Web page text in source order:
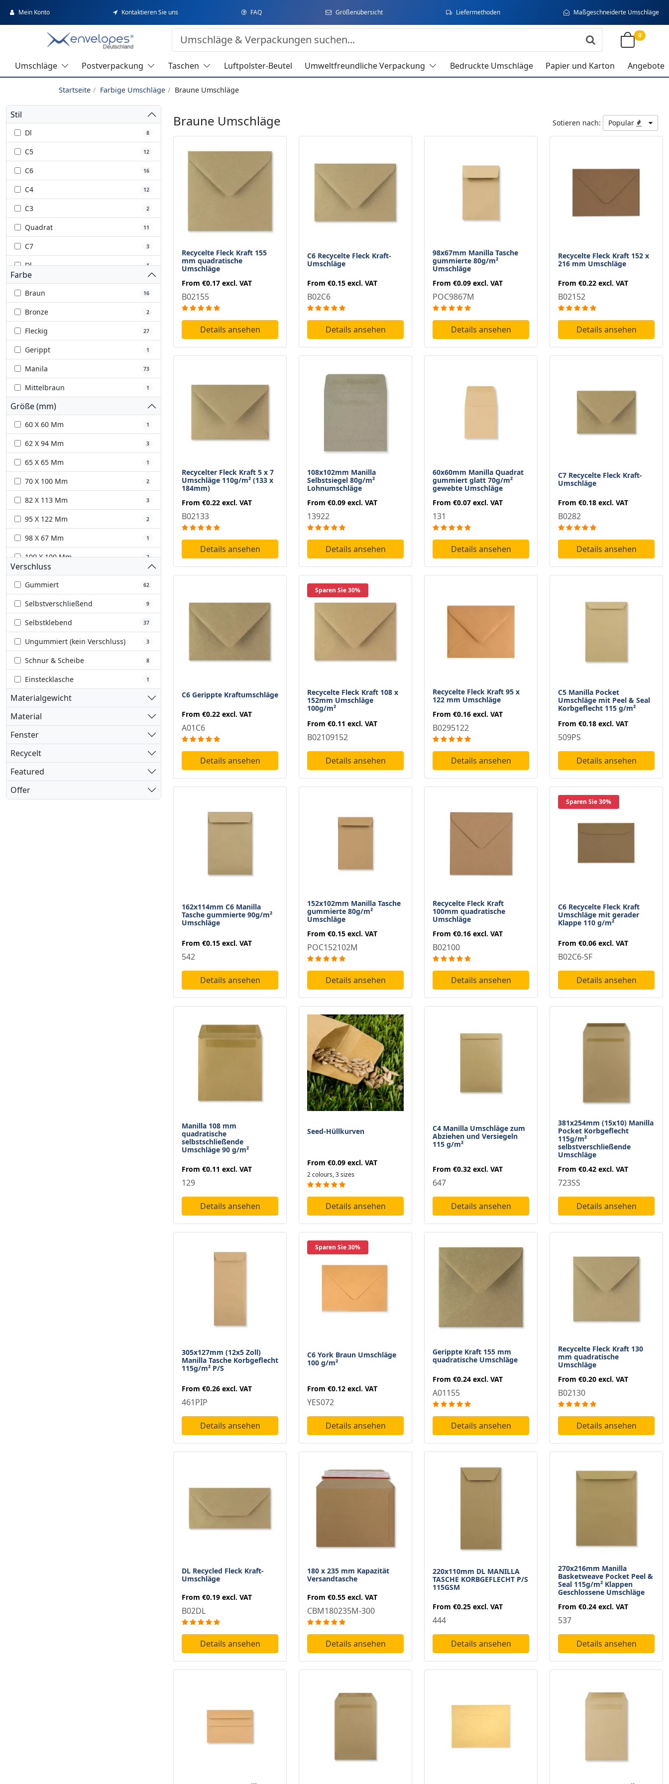
Mein Konto Kontaktieren Sie uns FAQ Größenübersicht Liefermethoden Maßgeschneiderte Umschläge
0
Umschläge Postverpackung Taschen Luftpolster-Beutel Umweltfreundliche Verpackung Bedruckte Umschläge Papier und Karton Angebote
Startseite Farbige Umschläge Braune Umschläge
Stil
Dl 8
C5 12
C6 16
C4 12
C3 2
Quadrat 11
C7 3
Dl- 1
C5+ 1
5 X 7 2
Farbe
Braun 16
Bronze 2
Fleckig 27
Gerippt 1
Manila 73
Mittelbraun 1
Größe (mm)
60 X 60 Mm 1
62 X 94 Mm 3
65 X 65 Mm 1
70 X 100 Mm 2
82 X 113 Mm 3
95 X 122 Mm 2
98 X 67 Mm 1
100 X 100 Mm 2
102 X 216 Mm 1
105 X 137 Mm 1
108 X 102 Mm 1
108 X 108 Mm 1
108 X 152 Mm 1
110 X 220 Mm 5
114 X 162 Mm 12
116 X 116 Mm 1
120 X 120 Mm 1
125 X 175 Mm 3
130 X 130 Mm 2
133 X 184 Mm
Verschluss
Gummiert 62
Selbstverschließend 9
Selbstklebend 37
Ungummiert (kein Verschluss) 3
Schnur & Scheibe 8
Einstecklasche 1
Materialgewicht
Material
Fenster
Recycelt
Featured
Offer
Braune Umschläge Sotieren nach: Popular
Recycelte Fleck Kraft 155
mm quadratische
Umschläge
From €0.17 excl. VAT
B02155
Details ansehen
C6 Recycelte Fleck Kraft-
Umschläge
From €0.15 excl. VAT
B02C6
Details ansehen
98x67mm Manilla Tasche
gummierte 80g/m²
Umschläge
From €0.09 excl. VAT
POC9867M
Details ansehen
Recycelte Fleck Kraft 152 x
216 mm Umschläge
From €0.22 excl. VAT
B02152
Details ansehen
Recycelter Fleck Kraft 5 x 7
Umschläge 110g/m² (133 x
184mm)
From €0.22 excl. VAT
B02133
Details ansehen
108x102mm Manilla
Selbstsiegel 80g/m²
Lohnumschläge
From €0.09 excl. VAT
13922
Details ansehen
60x60mm Manilla Quadrat
gummiert glatt 70g/m²
gewebte Umschläge
From €0.07 excl. VAT
131
Details ansehen
C7 Recycelte Fleck Kraft-
Umschläge
From €0.18 excl. VAT
B0282
Details ansehen
C6 Gerippte Kraftumschläge
From €0.22 excl. VAT
A01C6
Details ansehen
Sparen Sie 30%
Recycelte Fleck Kraft 108 x
152mm Umschläge
100g/m²
From €0.11 excl. VAT
B02109152
Details ansehen
Recycelte Fleck Kraft 95 x
122 mm Umschläge
From €0.16 excl. VAT
B0295122
Details ansehen
C5 Manilla Pocket
Umschläge mit Peel & Seal
Korbgeflecht 115 g/m²
From €0.18 excl. VAT
509PS
Details ansehen
162x114mm C6 Manilla
Tasche gummierte 90g/m²
Umschläge
From €0.15 excl. VAT
542
Details ansehen
152x102mm Manilla Tasche
gummierte 80g/m²
Umschläge
From €0.15 excl. VAT
POC152102M
Details ansehen
Recycelte Fleck Kraft
100mm quadratische
Umschläge
From €0.16 excl. VAT
B02100
Details ansehen
Sparen Sie 30%
C6 Recycelte Fleck Kraft
Umschläge mit gerader
Klappe 110 g/m²
From €0.06 excl. VAT
B02C6-SF
Details ansehen
Manilla 108 mm
quadratische
selbstschließende
Umschläge 90 g/m²
From €0.11 excl. VAT
129
Details ansehen
Seed-Hüllkurven
From €0.09 excl. VAT
2 colours, 3 sizes
Details ansehen
C4 Manilla Umschläge zum
Abziehen und Versiegeln
115 g/m²
From €0.32 excl. VAT
647
Details ansehen
381x254mm (15x10) Manilla
Pocket Korbgeflecht
115g/m²
selbstverschließende
Umschläge
From €0.42 excl. VAT
723SS
Details ansehen
305x127mm (12x5 Zoll)
Manilla Tasche Korbgeflecht
115g/m² P/S
From €0.26 excl. VAT
461PIP
Details ansehen
Sparen Sie 30%
C6 York Braun Umschläge
100 g/m²
From €0.12 excl. VAT
YES072
Details ansehen
Gerippte Kraft 155 mm
quadratische Umschläge
From €0.24 excl. VAT
A01155
Details ansehen
Recycelte Fleck Kraft 130
mm quadratische
Umschläge
From €0.20 excl. VAT
B02130
Details ansehen
DL Recycled Fleck Kraft-
Umschläge
From €0.19 excl. VAT
B02DL
Details ansehen
180 x 235 mm Kapazität
Versandtasche
From €0.55 excl. VAT
CBM180235M-300
Details ansehen
220x110mm DL MANILLA
TASCHE KORBGEFLECHT P/S
115GSM
From €0.25 excl. VAT
444
Details ansehen
270x216mm Manilla
Basketweave Pocket Peel &
Seal 115g/m² Klappen
Geschlossene Umschläge
From €0.24 excl. VAT
537
Details ansehen